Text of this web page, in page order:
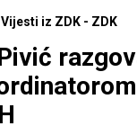
iz ZDK - ZDK